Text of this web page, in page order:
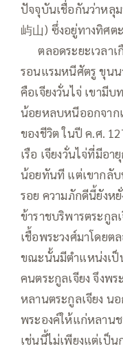
ปัจจุบันเชื่อกันว่าหลุ
屿山) ซึ่งอยู่ทางทิศต
—–ตลอดระยะเวลา
รอนแรมหนีศัตรู ขุนน
คือเจียงวั่นไจ่ เขามี
น้อยหลบหนีออกจาก
ของชีวิต ในปี ค.ศ.
เรือ เจียงวั่นไจ่ที่มีอา
น้อยทันที แต่เขากลับ
รอย ความภักดีนี้ยังห
ข้าราชบริพารตระกูล
เชื้อพระวงศ์มาโดยต
ขณะนั้นมีตำแหน่งเป็
คนตระกูลเจียง จึงพ
หลานตระกูลเจียง น
พระองค์ให้แก่หลานช
เช่นนี้ไม่เพียงแต่เป็